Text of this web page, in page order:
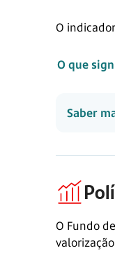
O
O que
Saber
O Fundo